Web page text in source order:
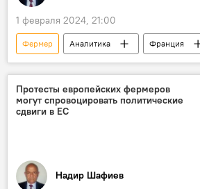
1 февраля 2024, 21:00
Фермер Аналитика
Франция
Европа
Кризис
Экономика
Сельское хозяйство
ЕС
Еврокомиссия
Протесты европейских фермеров
могут спровоцировать политические
сдвиги в ЕС
Надир Шафиев